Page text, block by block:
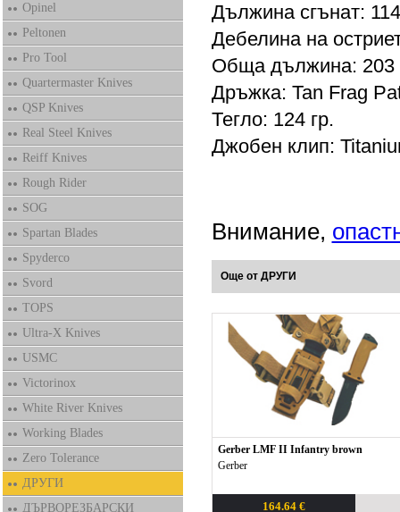
Opinel
Peltonen
Pro Tool
Quartermaster Knives
QSP Knives
Real Steel Knives
Reiff Knives
Rough Rider
SOG
Spartan Blades
Spyderco
Svord
TOPS
Ultra-X Knives
USMC
Victorinox
White River Knives
Working Blades
Zero Tolerance
ДРУГИ
ДЪРВОРЕЗБАРСКИ
Дължина сгънат:
Дебелина на
Обща дължина:
Дръжка: Tan Frag
Тегло: 124 гр.
Джобен клип:
Внимание,
Още от ДРУГИ
Gerber LMF II Infantry brown
Gerber
164.64 €